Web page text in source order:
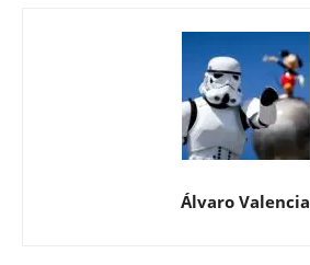
Álvaro Valencia